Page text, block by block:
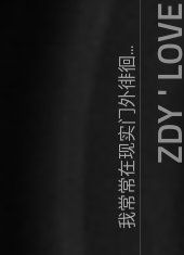
我常常在现实门外徘徊...ZDY ' LOVE